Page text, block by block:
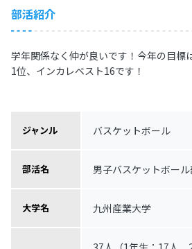
部活紹介
学年関係なく仲が良いです！今年の目標
1位、インカレベスト16です！
ジャンル バスケットボール
部活名 男子バスケットボール
大学名 九州産業大学